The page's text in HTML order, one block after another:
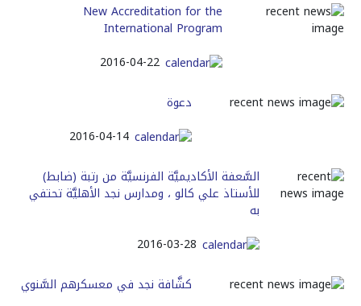
New Accreditation for the
International Program
2016-04-22
دعوة
2016-04-14
السَّعفة الأكاديميَّة الفرنسيَّة من رتبة (ضابط)
للأستاذ علي كالو ، ومدارس نجد الأهليَّة تحتفي
به
2016-03-28
كشَّافة نجد في معسكرهم السَّنوي